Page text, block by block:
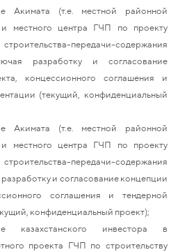
Акимата (т.е. местной районной
и местного центра ГЧП по проекту
передачи-содержания
разработку и согласование
концессионного соглашения и
(текущий, конфиденциальный
Акимата (т.е. местной районной
и местного центра ГЧП по проекту
передачи-содержания
и согласование концепции
соглашения и тендерной
конфиденциальный проект);
казахстанского инвестора в
проекта ГЧП по строительству